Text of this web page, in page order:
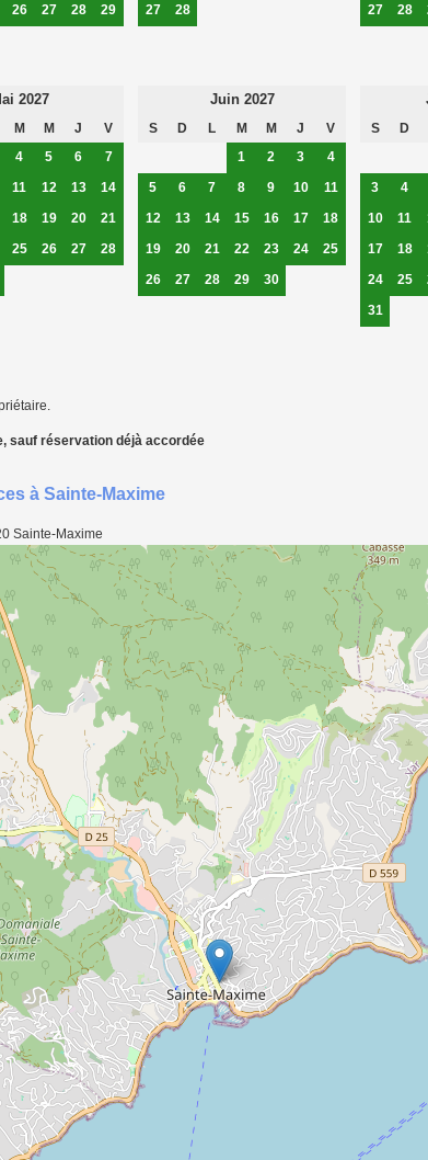
26 27 28
29
27
28
27
28
2027
M M J
V
4 5 6
7
11 12 13
14
18 19 20
21
25 26 27
28
Juin 2027
S D L M M J
V
1
2 3
4
5
6 7 8 9 10
11
12
13 14 15 16 17
18
19
20 21 22 23 24
25
26
27 28 29 30
S D
3
4
10
11
17
18
24
25
31
sauf réservation déjà accordée
à Sainte-Maxime
Sainte-Maxime